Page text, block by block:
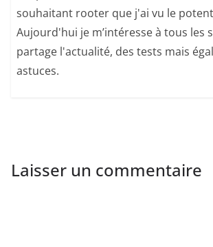
souhaitant rooter que j'ai vu le
Aujourd'hui je m’intéresse à tous les
partage l'actualité, des tests mais
astuces.
Laisser un commentaire